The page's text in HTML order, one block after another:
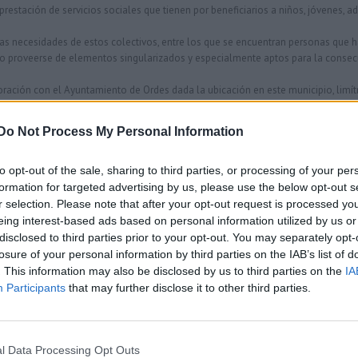
Do Not Process My Personal Information
opt-out of the sale, sharing to third parties, or processing of your
for targeted advertising by us, please use the below opt-out
selection. Please note that after your opt-out request is processed
interest-based ads based on personal information utilized by us
to third parties prior to your opt-out. You may separately
of your personal information by third parties on the IAB’s list of
This information may also be disclosed by us to third parties on the
Participants that may further disclose it to other third parties.
Data Processing Opt Outs
de servicios sociales que tienen por beneficiarios a niños, jóvenes,
necesidades de estos colectivos, entre los que se encuentran personas
proveerse de elementos singularizados y especialmente aptos para la
con el Ayuntamiento de Ordes dada la ubicación en este municipio,
(SANDACH), con las que cuenta en Areosa.
alcance para la mejora del entorno natural y social del municipio, y seguir
todos sus habitantes.Por lo que ha colaborado en la consecución de
una cantidad total de 3.000 euros (iva incluido).
desactivadosen
GESUGA
colabora
con
el
Concello
dotar